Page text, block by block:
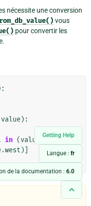
Getting Help
Langue : fr
de la documentation : 6.0
nécessite une conversion
vous
pour convertir les
value):
in (value .north, v
.west )]